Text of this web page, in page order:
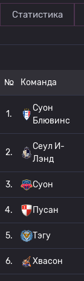
Статистика
№ Команда
1.
Суон
Блювинс
2.
Сеул И-
Лэнд
3. Суон
4. Пусан
5. Тэгу
6. Хвасон